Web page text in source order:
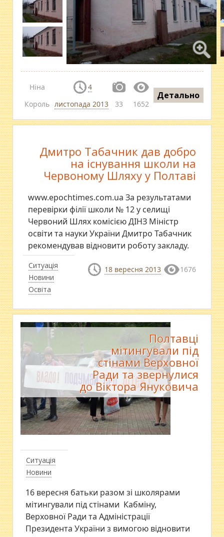
Ніна
Король
4
листопада 2013
33 1652
Детально
Ситуація
Новини
Освіта
Дмитро Табачник дав добро
на існування школи на
Червоному Шляху у Полтаві
www.epochtimes.com.ua За результатами
перевірки філії школи № 12 у селищі
Червоний Шлях комісією ДІНЗ Міністр
освіти та науки України Дмитро Табачник
рекомендував відновити роботу закладу.
18 вересня 2013 1676
Ситуація
Новини
Полтавці
мітингували під
стінами Верховної
Ради та звернулися
до Віктора Януковича
16 вересня батьки разом зі школярами
мітингували під стінами Кабміну,
Верховної Ради та Адміністрації
Президента України з вимогою відновити